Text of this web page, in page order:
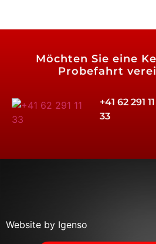
Möchten Sie eine
Probefahrt
+41 62 291 11
33
Website by Igenso